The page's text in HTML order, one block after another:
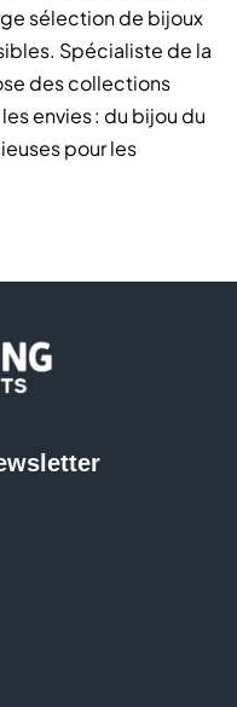
sélection de bijoux
Spécialiste de la
des collections
envies : du bijou du
pour les
en véritable
et précieux
collections
or, argent,
ou fantaisie.
de médailles
de votre vie.
de marques